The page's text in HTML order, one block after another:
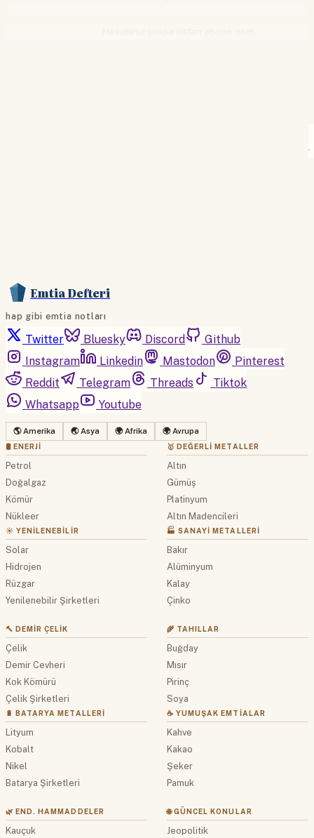
Emtia Defteri
hap gibi emtia notları
Twitter Bluesky Discord
Github
Instagram
Linkedin Mastodon
Pinterest
Reddit
Telegram Threads
Tiktok
Whatsapp
Youtube
🌎 Amerika 🌏 Asya 🌍 Afrika 🌍 Avrupa
🛢 ENERJI
Petrol
Doğalgaz
Kömür
Nükleer
☀️ YENILENEBILIR
Solar
Hidrojen
Rüzgar
Yenilenebilir Şirketleri
🥇 DEĞERLI METALLER
Altın
Gümüş
Platinyum
Altın Madencileri
🏭 SANAYI METALLERI
Bakır
Alüminyum
Kalay
Çinko
🔨 DEMIR ÇELIK
Çelik
Demir Cevheri
Kok Kömürü
Çelik Şirketleri
🔋 BATARYA METALLERI
Lityum
Kobalt
Nikel
Batarya Şirketleri
🌾 TAHILLAR
Buğday
Mısır
Pirinç
Soya
☕ YUMUŞAK EMTIALAR
Kahve
Kakao
Şeker
Pamuk
🌿 END. HAMMADDELER
Kauçuk
🌐 GÜNCEL KONULAR
Jeopolitik